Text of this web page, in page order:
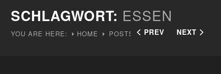
SCHLAGWORT: ESSEN
YOU ARE HERE: HOME POSTS TAGGED "ESSEN"
PREV NEXT